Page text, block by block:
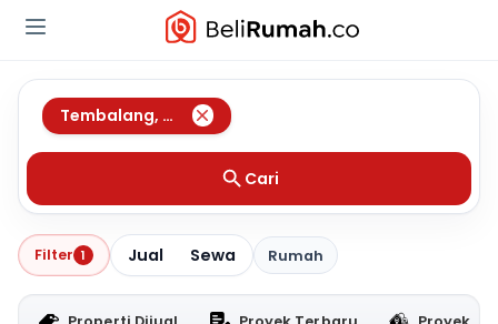
Tembalang, Semarang
Cari
Filter 1 Jual Sewa Rumah